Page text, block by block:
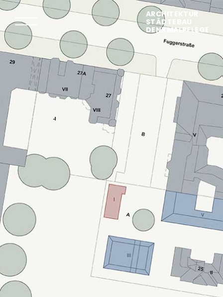
ARCHITEKTUR
STÄDTEBAU
DENKMALPFLEGE